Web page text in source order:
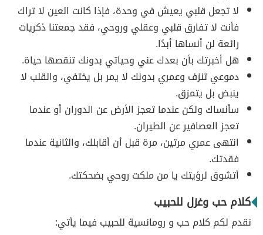
لا تجعل قلبي يعيش في وحدة، فإذا كانت العين لا تراك
فأنت لا تفارق قلبي وعقلي وروحي، فقد جمعتنا ذكريات
رائعة لن أنساها أبدًا.
هل أخبرتك بأن بعدك عني وحياتي بدونك تنقصها حياة.
دموعي تنزف وعمري بدونك لا يمر بل يختفي، والقلب لا
ينبض بل يتمزق.
سأنساك ولكن عندما تعجز الأرض عن الدوران أو عندما
تعجز العصافير عن الطيران.
انتهى عمري مرتين، مرة قبل أن أقابلك، والثانية عندما
فقدتك.
أتشوق لرؤيتك يا من ملكت روحي بضحكتك.
كلام حب وغزل للحبيب
نقدم لكم كلام حب و رومانسية للحبيب فيما يأتي: